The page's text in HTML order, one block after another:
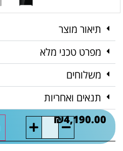
תיאור מוצר
מפרט טכני מלא
משלוחים
תנאים ואחריות
₪4,190.00